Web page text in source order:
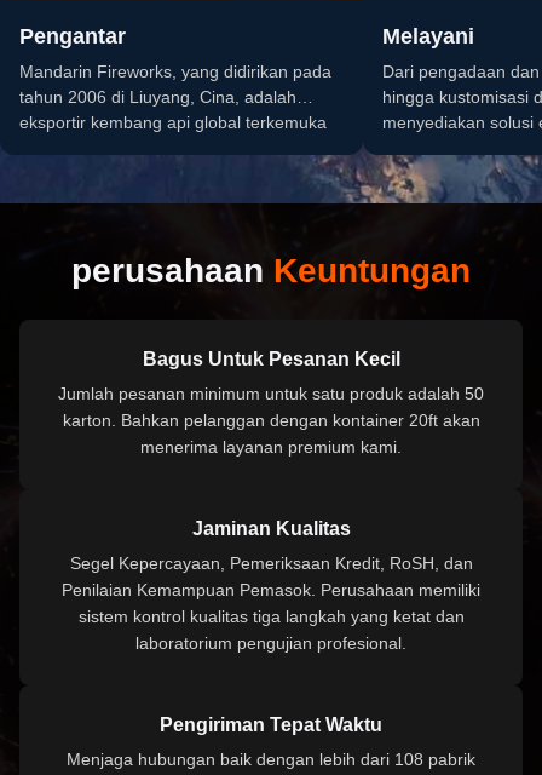
Pengantar
Mandarin Fireworks, yang didirikan pada
tahun 2006 di Liuyang, Cina, adalah
eksportir kembang api global terkemuka
Melayani
Dari pengadaan
hingga kustomisasi
menyediakan solusi
api Anda dan
tumbuh.
perusahaan Keuntungan
Bagus Untuk Pesanan Kecil
Jumlah pesanan minimum untuk satu produk adalah 50
karton. Bahkan pelanggan dengan kontainer 20ft akan
menerima layanan premium kami.
Jaminan Kualitas
Segel Kepercayaan, Pemeriksaan Kredit, RoSH, dan
Penilaian Kemampuan Pemasok. Perusahaan memiliki
sistem kontrol kualitas tiga langkah yang ketat dan
laboratorium pengujian profesional.
Pengiriman Tepat Waktu
Menjaga hubungan baik dengan lebih dari 108 pabrik